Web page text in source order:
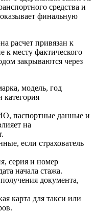
средства и
финальную
расчет привязан к
к месту фактического
закрываются через
модель, год
категория
паспортные данные и
на
если страхователь
серия и номер
начала стажа.
документа,
карта для такси или